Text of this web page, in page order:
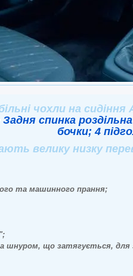
чохли на сидіння
спинка роздільна
бочки; 4
велику низку
та машинного прання;
шнуром, що затягується,